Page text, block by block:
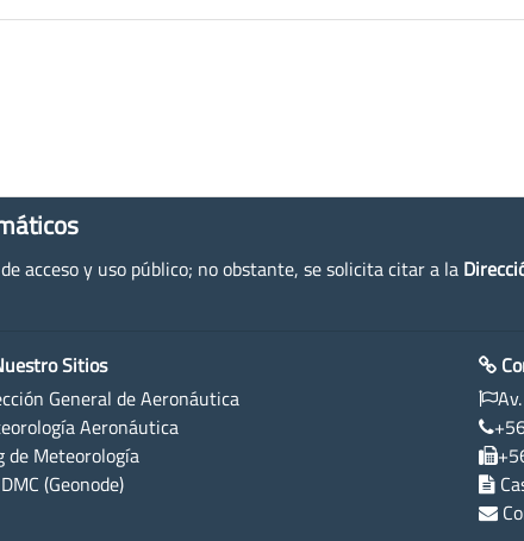
acceso y uso público; no obstante, se solicita citar a la
Sitios
General de Aeronáutica
Aeronáutica
de Meteorología
(Geonode)